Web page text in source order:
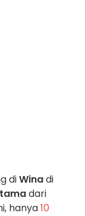
diWinadi
dari
hanya10